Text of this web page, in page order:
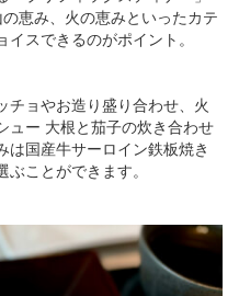
恵み、火の恵みといったカテ
スできるのがポイント。
チョやお造り盛り合わせ、火
ュー 大根と茄子の炊き合わせ
国産牛サーロイン鉄板焼き
ことができます。